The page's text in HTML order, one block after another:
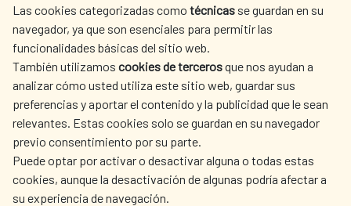
Las cookies categorizadas como técnicas se guardan en su
navegador, ya que son esenciales para permitir las
funcionalidades básicas del sitio web.
También utilizamos cookies de tercerosque nos ayudan a
analizar cómo usted utiliza este sitio web, guardar sus
preferencias y aportar el contenido y la publicidad que le sean
relevantes. Estas cookies solo se guardan en su navegador
previo consentimiento por su parte.
Puede optar por activar o desactivar alguna o todas estas
cookies, aunque la desactivación de algunas podría afectar a
su experiencia de navegación.
SPANISH HUMANITARIAN
ACTION
PRESS ROOM
CULTURE AND SCIENCE LIBRARY
OUR SOCIAL MEDIA